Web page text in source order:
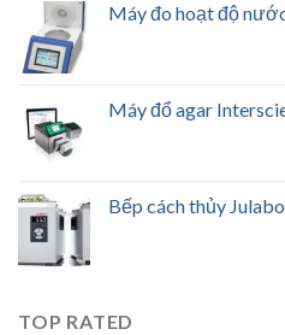
Máy đo hoạt độ
Máy đổ agar
Bếp cách thủy
TOP RATED